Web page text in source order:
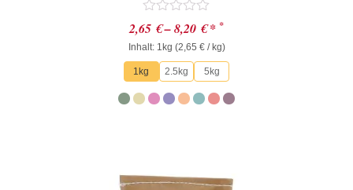
Bewertet
mit
0
von
5
2,65 €–8,20 €* *
Inhalt: 1kg (2,65 €/ kg)
1kg 2.5kg 5kg